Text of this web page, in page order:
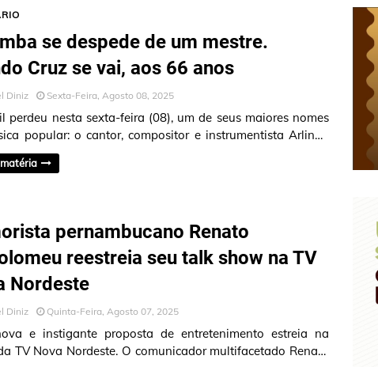
se despede de um mestre.
Cruz se vai, aos 66 anos
Diniz Sexta-Feira, Agosto 08, 2025
perdeu nesta sexta-feira (08), um de seus maiores nomes
popular: o cantor, compositor e instrumentista Arlindo
morreu ao…
pernambucano Renato
reestreia seu talk show na TV
Nordeste
Diniz Quinta-Feira, Agosto 07, 2025
e instigante proposta de entretenimento estreia na
TV Nova Nordeste. O comunicador multifacetado Renato